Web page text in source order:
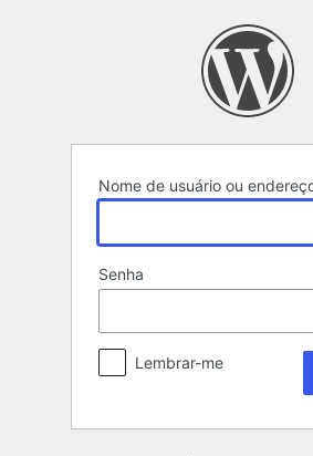
Nome de usuário ou
Senha
Lembrar-me